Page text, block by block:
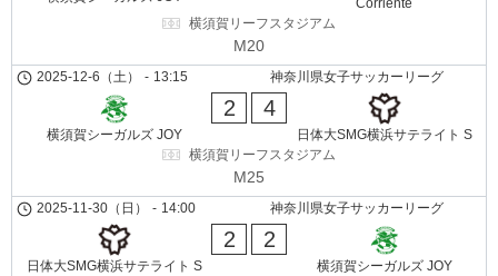
横須賀リーフスタジアム
M20
神奈川県女子サッカーリーグ
2025-12-6（土） - 13:15
横須賀シーガルズ JOY
2 4
日体大SMG横浜サテライト S
横須賀リーフスタジアム
M25
神奈川県女子サッカーリーグ
2025-11-30（日） - 14:00
日体大SMG横浜サテライト S
2 2
横須賀シーガルズ JOY